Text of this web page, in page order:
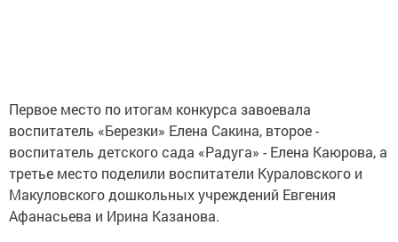
Первое место по итогам конкурса завоевала
воспитатель «Березки» Елена Сакина, второе -
воспитатель детского сада «Радуга» - Елена Каюрова, а
третье место поделили воспитатели Кураловского и
Макуловского дошкольных учреждений Евгения
Афанасьева и Ирина Казанова.